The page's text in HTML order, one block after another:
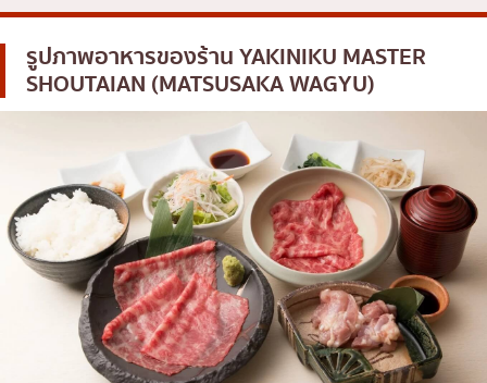
ปู
โอโคโนมิยากิ/เทปปันยากิ
ด้ง (ข้าวหน้าต่างๆ)
บุฟเฟต์
มิชลิน
สเต็ก
ของทอดเสียบไม้
หม้อไฟญี่ปุ่น
ชิดลม
บางนา
อุดมสุข
ศรีราชา
ไอคอนสยาม
เซ็นทรัลเวิลด์
นนทบุรี
รูปภาพอาหารของร้านYAKINIKU MASTER
SHOUTAIAN (MATSUSAKA WAGYU)